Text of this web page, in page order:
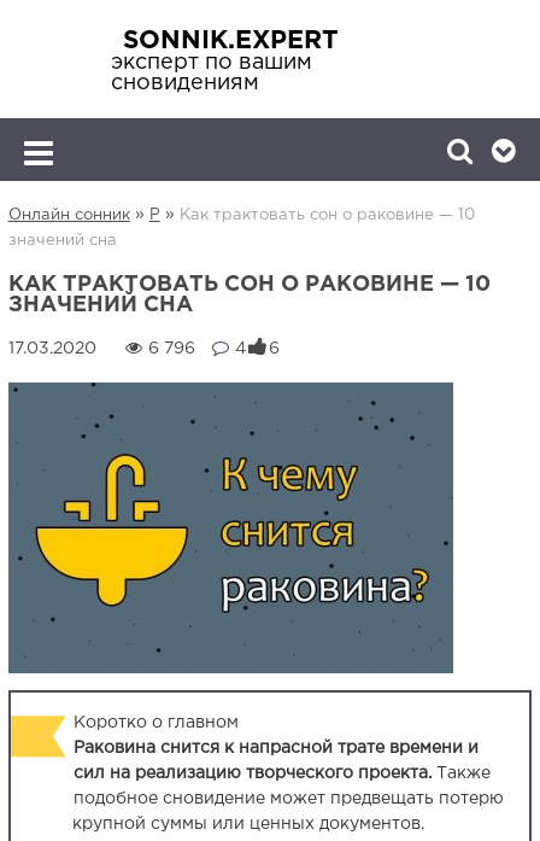
SONNIK.EXPERT
эксперт по вашим
сновидениям
Онлайн сонник» Р »
Как трактовать сон о раковине — 10
значений сна
КАК ТРАКТОВАТЬ СОН О РАКОВИНЕ — 10
ЗНАЧЕНИЙ СНА
6 796 4 6
Коротко о главном
Раковина снится к напрасной трате времени и
сил на реализацию творческого проекта.
Также
подобное сновидение может предвещать потерю
крупной суммы или ценных документов.